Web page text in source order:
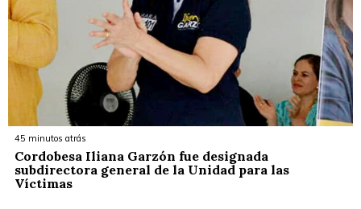
45 minutos atrás
Cordobesa Iliana Garzón fue designada
subdirectora general de la Unidad para las
Víctimas